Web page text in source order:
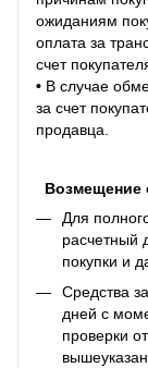
ожиданиям
оплата за
счет
• В случае
за счет
продавца.
Возмещение
Для
расчетный
покупки и
Средства
дней с
проверки